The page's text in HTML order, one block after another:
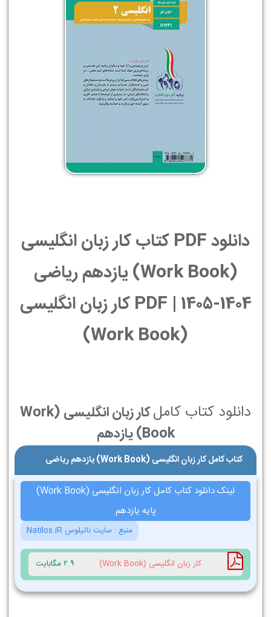
دانلود PDF کتاب کار زبان انگلیسی
(Work Book) یازدهم ریاضی
1404-1405 | PDF کار زبان انگلیسی
(Work Book)
دانلود کتاب کامل
کار زبان انگلیسی (Work
Book) یازدهم
کتاب کامل کار زبان انگلیسی (Work Book) یازدهم ریاضی
لینک دانلود کتاب کامل کار زبان انگلیسی (Work Book)
پایه یازدهم
منبع : سایت ناتیلوس Natilos.iR
کار زبان انگلیسی (Work Book) 2.9 مگابایت